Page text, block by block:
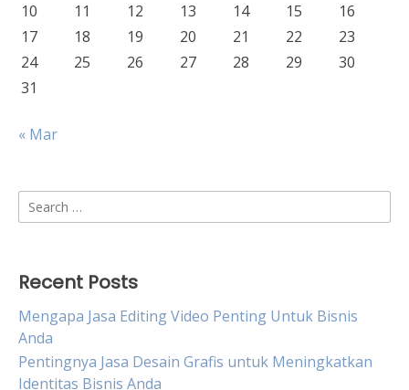
10
11 12 13 14 15
16
17
18 19 20 21 22
23
24
25 26 27 28 29
30
31
« Mar
Search
for:
Recent Posts
Mengapa Jasa Editing Video Penting Untuk Bisnis
Anda
Pentingnya Jasa Desain Grafis untuk Meningkatkan
Identitas Bisnis Anda